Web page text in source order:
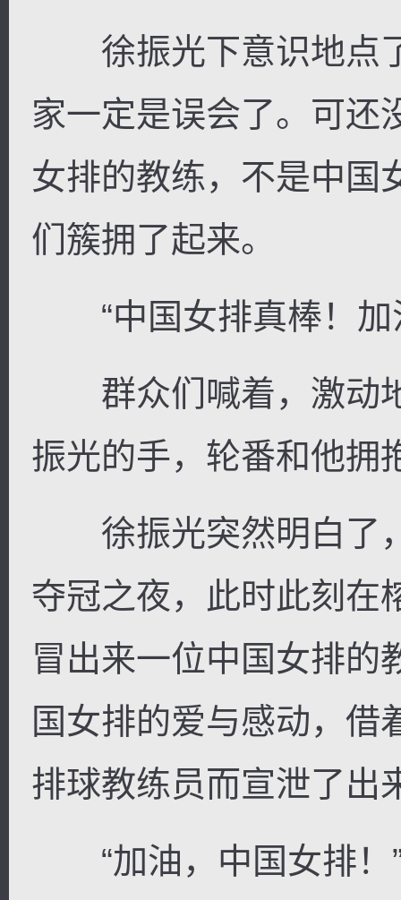
徐振光下意识地点
家一定是误会了。可还
女排的教练，不是中国
们簇拥了起来。
“中国女排真棒！加
群众们喊着，激动
振光的手，轮番和他拥
徐振光突然明白了
夺冠之夜，此时此刻在
冒出来一位中国女排的
国女排的爱与感动，借
排球教练员而宣泄了出
“加油，中国女排！”